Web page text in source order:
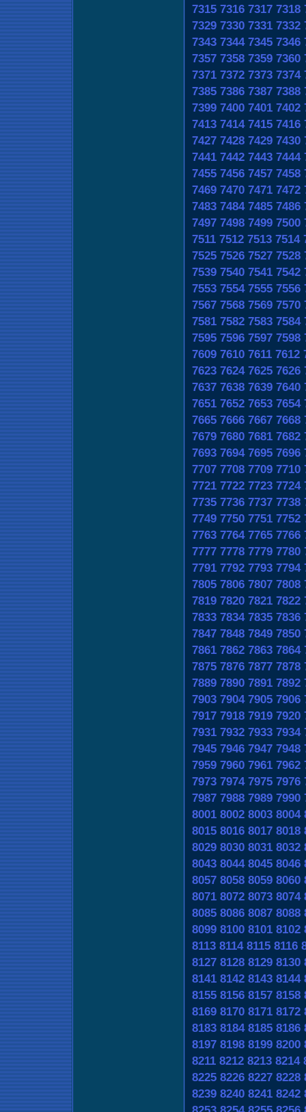
7315 7316 7317 7318
7329 7330 7331 7332
7343 7344 7345 7346
7357 7358 7359 7360
7371 7372 7373 7374
7385 7386 7387 7388
7399 7400 7401 7402
7413 7414 7415 7416
7427 7428 7429 7430
7441 7442 7443 7444
7455 7456 7457 7458
7469 7470 7471 7472
7483 7484 7485 7486
7497 7498 7499 7500
7511 7512 7513 7514
7525 7526 7527 7528
7539 7540 7541 7542
7553 7554 7555 7556
7567 7568 7569 7570
7581 7582 7583 7584
7595 7596 7597 7598
7609 7610 7611 7612
7623 7624 7625 7626
7637 7638 7639 7640
7651 7652 7653 7654
7665 7666 7667 7668
7679 7680 7681 7682
7693 7694 7695 7696
7707 7708 7709 7710
7721 7722 7723 7724
7735 7736 7737 7738
7749 7750 7751 7752
7763 7764 7765 7766
7777 7778 7779 7780
7791 7792 7793 7794
7805 7806 7807 7808
7819 7820 7821 7822
7833 7834 7835 7836
7847 7848 7849 7850
7861 7862 7863 7864
7875 7876 7877 7878
7889 7890 7891 7892
7903 7904 7905 7906
7917 7918 7919 7920
7931 7932 7933 7934
7945 7946 7947 7948
7959 7960 7961 7962
7973 7974 7975 7976
7987 7988 7989 7990
8001 8002 8003 8004
8015 8016 8017 8018
8029 8030 8031 8032
8043 8044 8045 8046
8057 8058 8059 8060
8071 8072 8073 8074
8085 8086 8087 8088
8099 8100 8101 8102
8113 8114 8115 8116
8127 8128 8129 8130
8141 8142 8143 8144
8155 8156 8157 8158
8169 8170 8171 8172
8183 8184 8185 8186
8197 8198 8199 8200
8211 8212 8213 8214
8225 8226 8227 8228
8239 8240 8241 8242